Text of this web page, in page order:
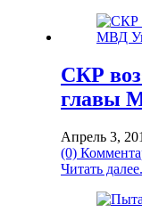
СКР
главы
Апрель 3,
(0)
Читать